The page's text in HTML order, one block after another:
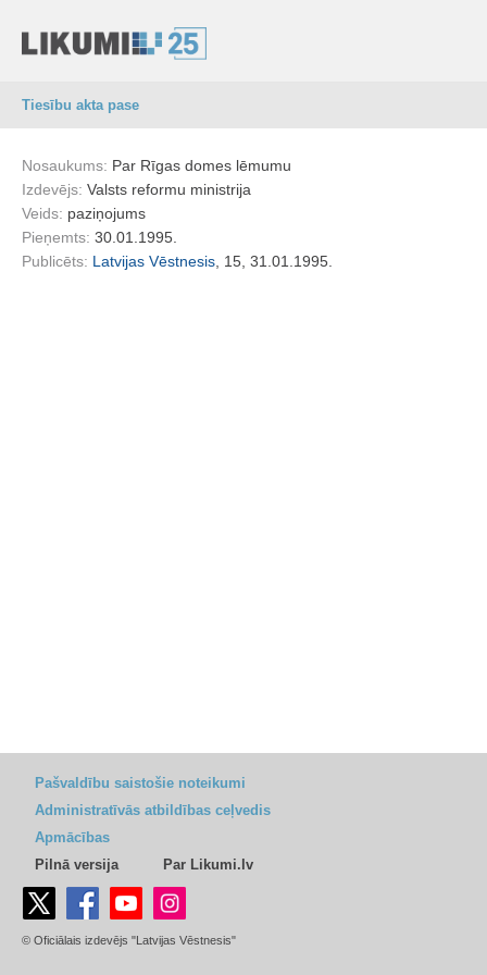
Tiesību akta pase
Nosaukums: Par Rīgas domes lēmumu
Izdevējs: Valsts reformu ministrija
Veids: paziņojums
Pieņemts: 30.01.1995.
Publicēts: Latvijas Vēstnesis , 15, 31.01.1995.
Pašvaldību saistošie noteikumi
Administratīvās atbildības ceļvedis
Apmācības
Pilnā versija
Par Likumi.lv
© Oficiālais izdevējs "Latvijas Vēstnesis"